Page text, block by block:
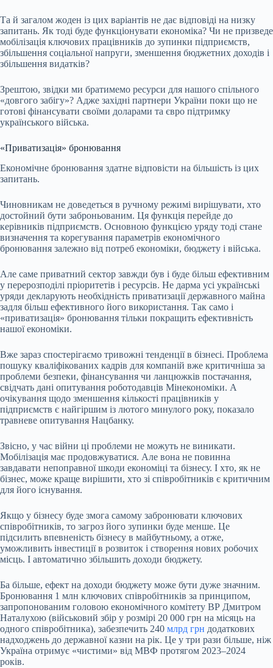
Та й загалом жоден із цих варіантів не дає відповіді на низку
запитань. Як тоді буде функціонувати економіка? Чи не призведе
мобілізація ключових працівників до зупинки підприємств,
збільшення соціальної напруги, зменшення бюджетних доходів і
збільшення видатків?
Зрештою, звідки ми братимемо ресурси для нашого спільного
«довгого забігу»? Адже західні партнери України поки що не
готові фінансувати своїми доларами та євро підтримку
українського війська.
«Приватизація» бронювання
Економічне бронювання здатне відповісти на більшість із цих
запитань.
Чиновникам не доведеться в ручному режимі вирішувати, хто
достойний бути заброньованим. Ця функція перейде до
керівників підприємств. Основною функцією уряду тоді стане
визначення та корегування параметрів економічного
бронювання залежно від потреб економіки, бюджету і війська.
Але саме приватний сектор завжди був і буде більш ефективним
у перерозподілі пріоритетів і ресурсів. Не дарма усі українські
уряди декларують необхідність приватизації державного майна
задля більш ефективного його використання. Так само і
«приватизація» бронювання тільки покращить ефективність
нашої економіки.
Вже зараз спостерігаємо тривожні тенденції в бізнесі. Проблема
пошуку кваліфікованих кадрів для компаній вже критичніша за
проблеми безпеки, фінансування чи ланцюжків постачання,
свідчать дані опитування роботодавців Мінекономіки. А
очікування щодо зменшення кількості працівників у
підприємств є найгіршим із лютого минулого року, показало
травневе опитування Нацбанку.
Звісно, у час війни ці проблеми не можуть не виникати.
Мобілізація має продовжуватися. Але вона не повинна
завдавати непоправної шкоди економіці та бізнесу. І хто, як не
бізнес, може краще вирішити, хто зі співробітників є критичним
для його існування.
Якщо у бізнесу буде змога самому забронювати ключових
співробітників, то загроз його зупинки буде менше. Це
підсилить впевненість бізнесу в майбутньому, а отже,
уможливить інвестиції в розвиток і створення нових робочих
місць. І автоматично збільшить доходи бюджету.
Ба більше, ефект на доходи бюджету може бути дуже значним.
Бронювання 1 млн ключових співробітників за принципом,
запропонованим головою економічного комітету ВР Дмитром
Наталухою (військовий збір у розмірі 20 000 грн на місяць на
одного співробітника), забезпечить 240 млрд грн додаткових
надходжень до державної казни на рік. Це у три рази більше, ніж
Україна отримує «чистими» від МВФ протягом 2023–2024
років.